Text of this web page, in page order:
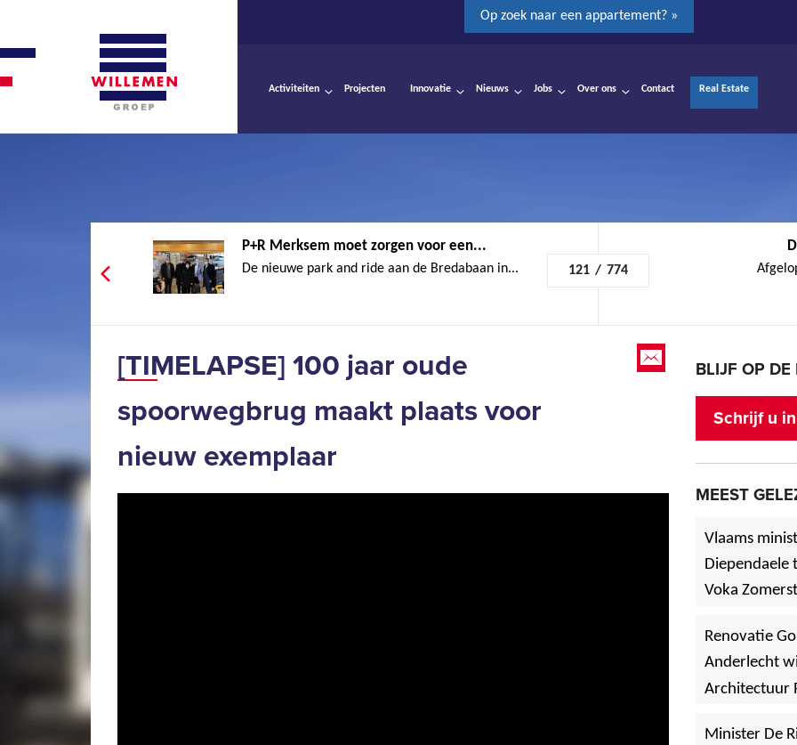
Op zoek naar een appartement? »
Activiteiten Projecten Innovatie Nieuws Jobs Over ons Contact Real Estate
P+R Merksem moet zorgen voor een...
De nieuwe park and ride aan de Bredabaan in... 121 / 774
[TIMELAPSE] 100 jaar oude
spoorwegbrug maakt plaats voor
nieuw exemplaar
BLIJF OP DE
Schrijf u
MEEST
Vlaams
Voka
Renovatie
Anderlecht
Architectuur
Minister De